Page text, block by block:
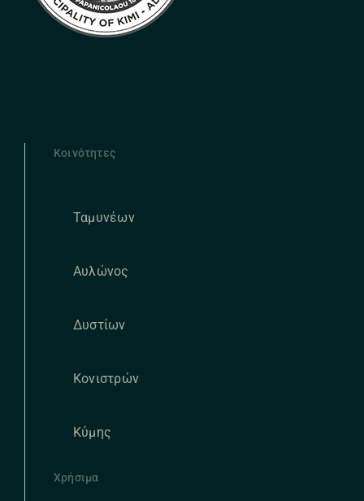
Κοινότητες
Ταμυνέων
Αυλώνος
Δυστίων
Κονιστρών
Κύμης
Χρήσιμα